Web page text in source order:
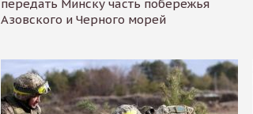
передать Минску часть побережья
Азовского и Черного морей